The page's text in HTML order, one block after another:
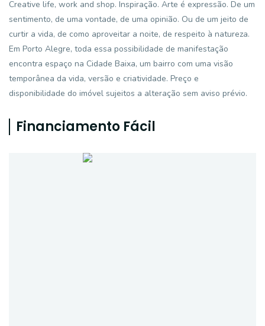
Creative life, work and shop. Inspiração. Arte é expressão. De um
sentimento, de uma vontade, de uma opinião. Ou de um jeito de
curtir a vida, de como aproveitar a noite, de respeito à natureza.
Em Porto Alegre, toda essa possibilidade de manifestação
encontra espaço na Cidade Baixa, um bairro com uma visão
temporânea da vida, versão e criatividade. Preço e
disponibilidade do imóvel sujeitos a alteração sem aviso prévio.
Financiamento Fácil